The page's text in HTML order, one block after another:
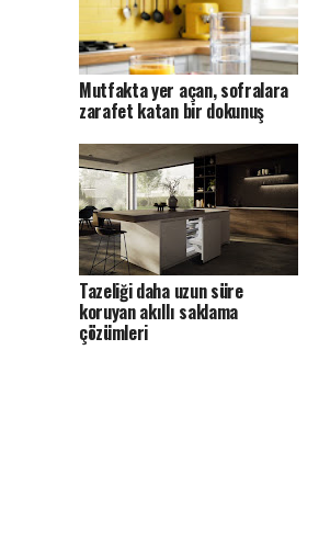
Mutfakta yer açan, sofralara
zarafet katan bir dokunuş
Tazeliği daha uzun süre
koruyan akıllı saklama
çözümleri